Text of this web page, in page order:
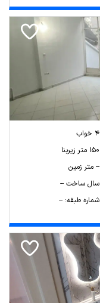
4 خواب
150 متر زیربنا
-- متر زمین
سال ساخت --
شماره طبقه: --